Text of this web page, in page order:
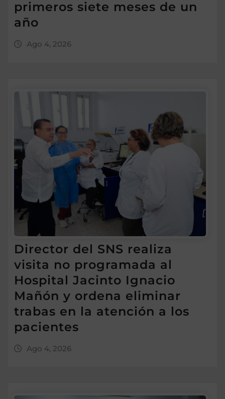
primeros siete meses de un
año
Ago 4, 2026
Director del SNS realiza
visita no programada al
Hospital Jacinto Ignacio
Mañón y ordena eliminar
trabas en la atención a los
pacientes
Ago 4, 2026